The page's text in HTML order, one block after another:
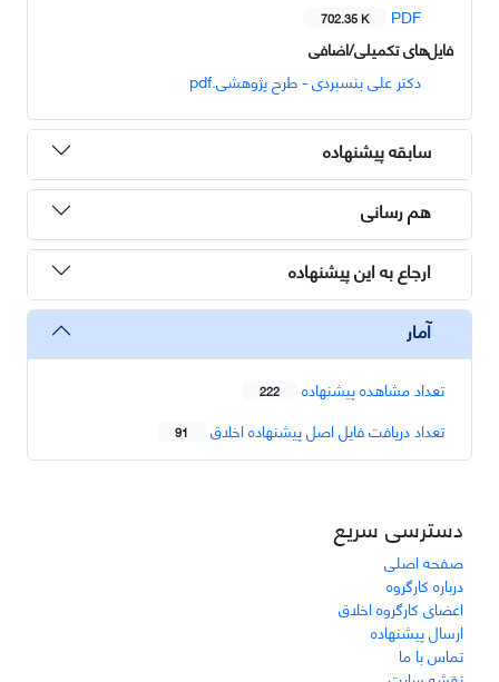
PDF
702.35 K
فایل‌های تکمیلی/اضافی
دکتر علی بنسبردی - طرح پژوهشی.pdf
سابقه پیشنهاده
هم رسانی
ارجاع به این پیشنهاده
آمار
تعداد مشاهده پیشنهاده 222
تعداد دریافت فایل اصل پیشنهاده اخلاق 91
دسترسی سریع
صفحه اصلی
درباره کارگروه
اعضای کارگروه اخلاق
ارسال پیشنهاده
تماس با ما